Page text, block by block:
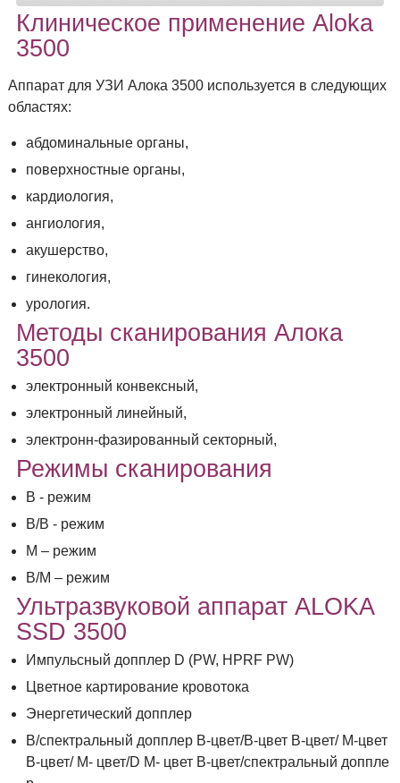
Клиническое применение Aloka
3500
Аппарат для УЗИ Алока 3500 используется в следующих
областях:
абдоминальные органы,
поверхностные органы,
кардиология,
ангиология,
акушерство,
гинекология,
урология.
Методы сканирования Алока
3500
электронный конвексный,
электронный линейный,
электронн-фазированный секторный,
Режимы сканирования
В - режим
В/В - режим
М – режим
В/М – режим
Ультразвуковой аппарат ALOKA
SSD 3500
Импульсный допплер D (PW, HPRF PW)
Цветное картирование кровотока
Энергетический допплер
B/спектральный допплер В-цвет/В-цвет В-цвет/ М-цвет
В-цвет/ М- цвет/D М- цвет В-цвет/спектральный доппле